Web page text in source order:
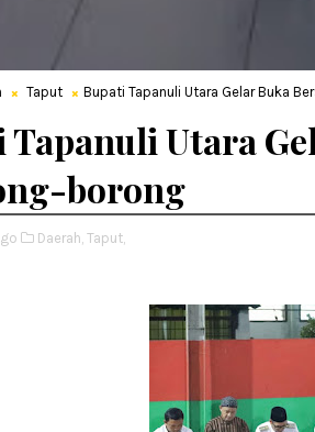
Taput Bupati Tapanuli Utara Gelar Buka
Tapanuli Utara
borong
Daerah, Taput,